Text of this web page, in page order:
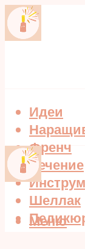
Идеи
Френч
Лечение
Шеллак
Меню